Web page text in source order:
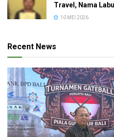
Travel, Nama
10 MEI 2026
Recent News